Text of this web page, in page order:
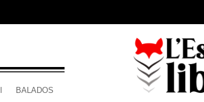
BALADOS